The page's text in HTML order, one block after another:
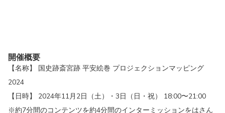
開催概要
【名称】 国史跡斎宮跡 平安絵巻 プロジェクションマッピング
2024
【日時】 2024年11月2日（土）・3日（日・祝） 18:00〜21:00
※約7分間のコンテンツを約4分間のインターミッションをはさん